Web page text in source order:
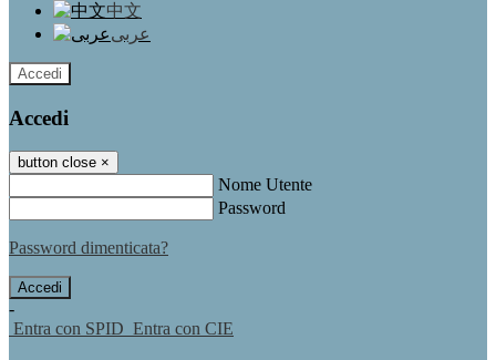
中文
عربى
Accedi
Accedi
button close ×
Nome Utente
Password
Password dimenticata?
-
Entra con SPID Entra con CIE